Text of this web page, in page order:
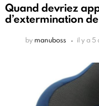
Quand devriez
d’extermination
by manuboss il y a 5